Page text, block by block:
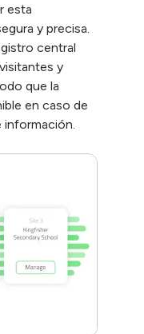
esta
y precisa.
central
y
que la
en caso de
información.